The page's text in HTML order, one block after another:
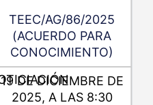
TEEC/AG/86/2025
(ACUERDO PARA
CONOCIMIENTO)
19 DE DICIEMBRE DE
2025, A LAS 8:30